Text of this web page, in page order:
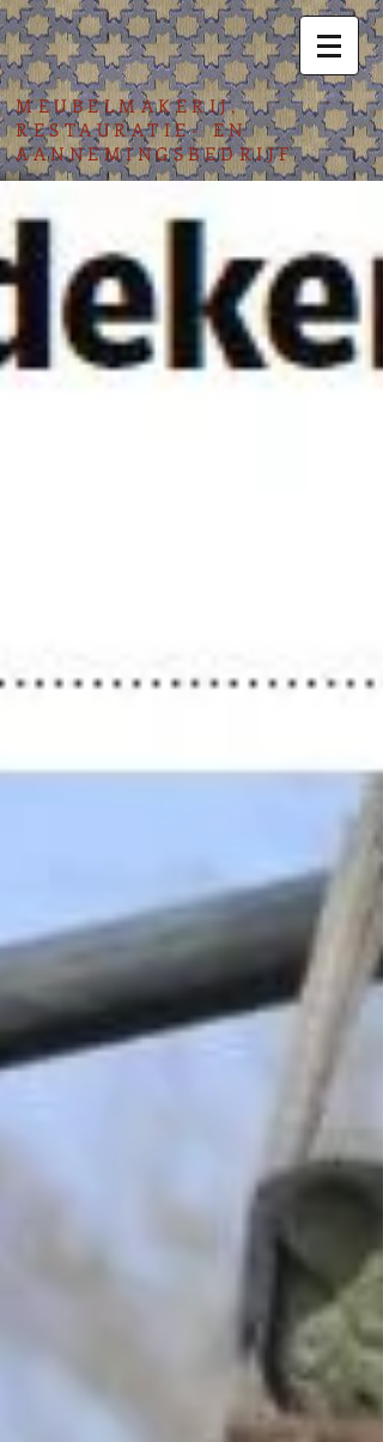
MEUBELMAKERIJ,
RESTAURATIE- EN
AANNEMINGSBEDRIJF